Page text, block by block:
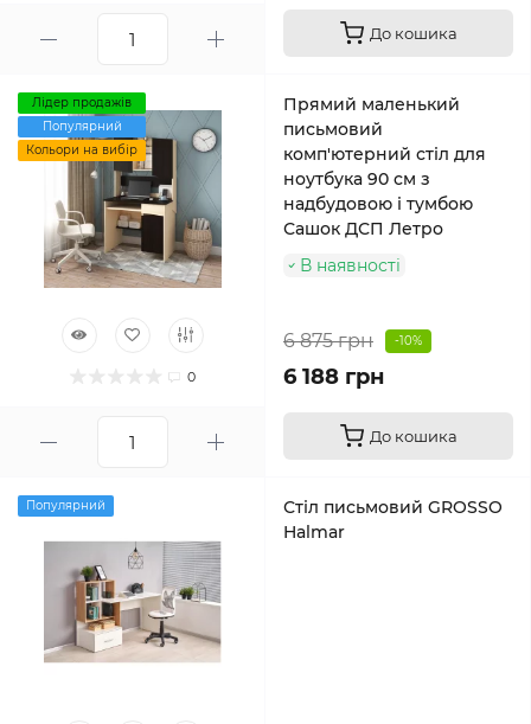
До кошика
Лідер продажів
Популярний
Кольори на вибір
0
Прямий маленький
письмовий
комп'ютерний стіл для
ноутбука 90 см з
надбудовою і тумбою
Сашок ДСП Летро
В наявності
6 875 грн -10%
6 188 грн
До кошика
Популярний
Стіл письмовий GROSSO
Halmar